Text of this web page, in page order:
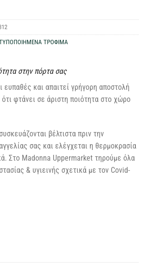
ΤΡΟΦΙΜΑ
στην πόρτα σας
ευπαθές και απαιτεί γρήγορη αποστολή
ότι φτάνει σε άριστη ποιότητα στο χώρο
βέλτιστα πριν την
σας και ελέγχεται η θερμοκρασία
Στο Madonna Uppermarket τηρούμε όλα
& υγιεινής σχετικά με τον Covid-